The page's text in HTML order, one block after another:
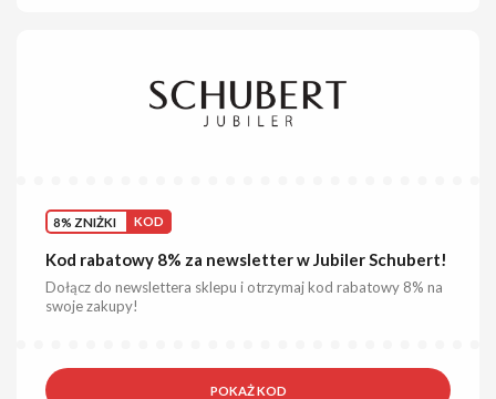
8% ZNIŻKI KOD
Kod rabatowy 8% za newsletter w Jubiler Schubert!
Dołącz do newslettera sklepu i otrzymaj kod rabatowy 8% na
swoje zakupy!
POKAŻ KOD